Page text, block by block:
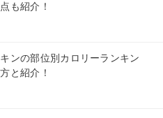
も紹介！
ンの部位別カロリーランキン
と紹介！